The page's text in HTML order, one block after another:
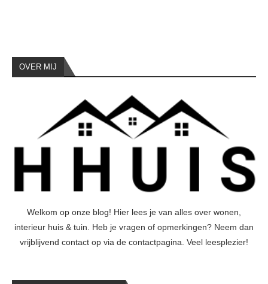
OVER MIJ
Welkom op onze blog! Hier lees je van alles over wonen,
interieur huis & tuin. Heb je vragen of opmerkingen? Neem dan
vrijblijvend contact op via de contactpagina. Veel leesplezier!